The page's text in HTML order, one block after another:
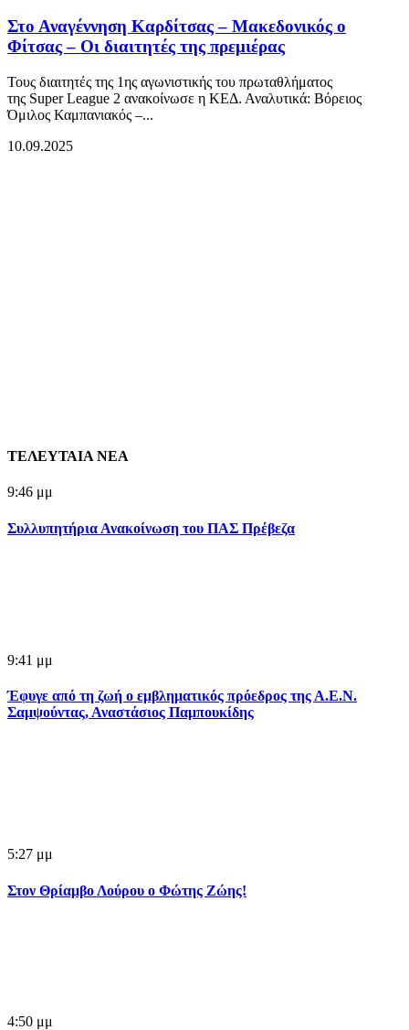
Στο Αναγέννηση Καρδίτσας – Μακεδονικός ο
Φίτσας – Οι διαιτητές της πρεμιέρας
Τους διαιτητές της 1ης αγωνιστικής του πρωταθλήματος
της Super League 2 ανακοίνωσε η ΚΕΔ. Αναλυτικά: Βόρειος
Όμιλος Καμπανιακός –...
10.09.2025
ΤΕΛΕΥΤΑΙΑ ΝΕΑ
9:46 μμ
Συλλυπητήρια Ανακοίνωση του ΠΑΣ Πρέβεζα
9:41 μμ
Έφυγε από τη ζωή ο εμβληματικός πρόεδρος της Α.Ε.Ν.
Σαμψούντας, Αναστάσιος Παμπουκίδης
5:27 μμ
Στον Θρίαμβο Λούρου ο Φώτης Ζώης!
4:50 μμ